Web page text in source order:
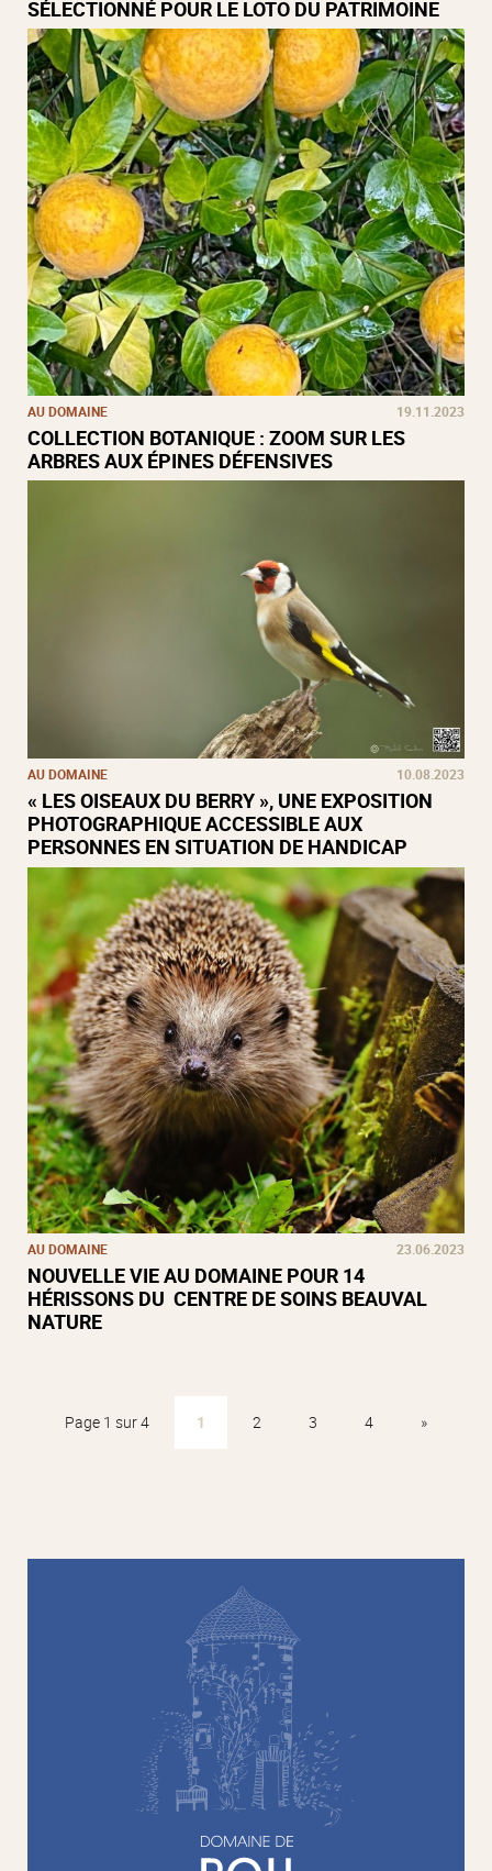
SÉLECTIONNÉ POUR LE LOTO DU PATRIMOINE
AU DOMAINE 19.11.2023
COLLECTION BOTANIQUE : ZOOM SUR LES
ARBRES AUX ÉPINES DÉFENSIVES
AU DOMAINE 10.08.2023
« LES OISEAUX DU BERRY », UNE EXPOSITION
PHOTOGRAPHIQUE ACCESSIBLE AUX
PERSONNES EN SITUATION DE HANDICAP
AU DOMAINE 23.06.2023
NOUVELLE VIE AU DOMAINE POUR 14
HÉRISSONS DU CENTRE DE SOINS BEAUVAL
NATURE
Page 1 sur 4 1 2 3 4 »